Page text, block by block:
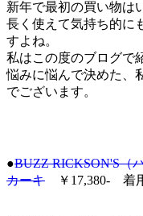
新年で最初の買い物は
長く使えて気持ち的に
すよね。
私はこの度のブログで
悩みに悩んで決めた、
でございます。
●BUZZ RICKSON'S（
カーキ ￥17,380‐ 着